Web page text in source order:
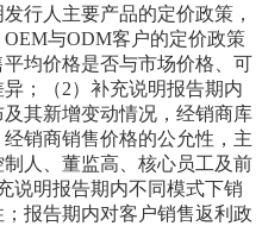
行人主要产品的定价政策，
与ODM客户的定价政策
均价格是否与市场价格、可
；（2）补充说明报告期内
其新增变动情况，经销商库
销商销售价格的公允性，主
人、董监高、核心员工及前
说明报告期内不同模式下销
报告期内对客户销售返利政